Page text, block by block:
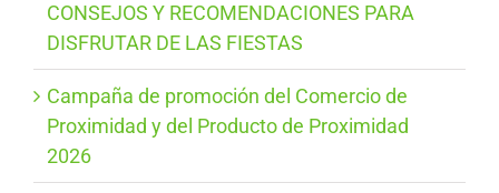
CONSEJOS Y RECOMENDACIONES PARA
DISFRUTAR DE LAS FIESTAS
Campaña de promoción del Comercio de
Proximidad y del Producto de Proximidad
2026